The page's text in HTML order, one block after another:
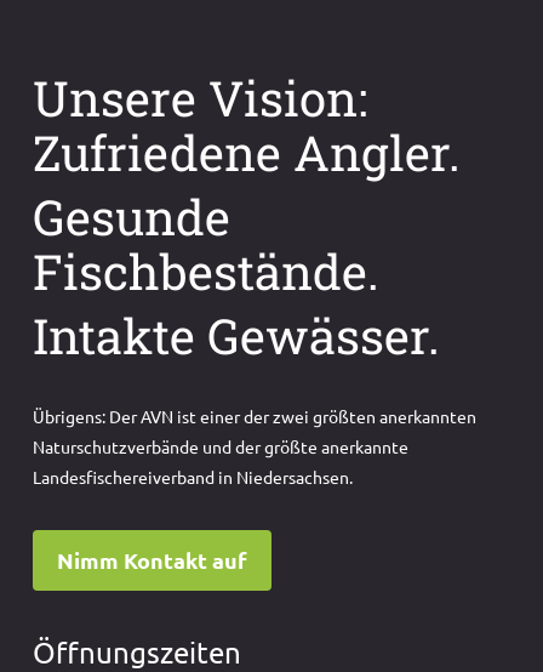
Unsere Vision:
Zufriedene Angler.
Gesunde
Fischbestände.
Intakte Gewässer.
Übrigens: Der AVN ist einer der zwei größten anerkannten
Naturschutzverbände und der größte anerkannte
Landesfischereiverband in Niedersachsen.
Nimm Kontakt auf
Öffnungszeiten